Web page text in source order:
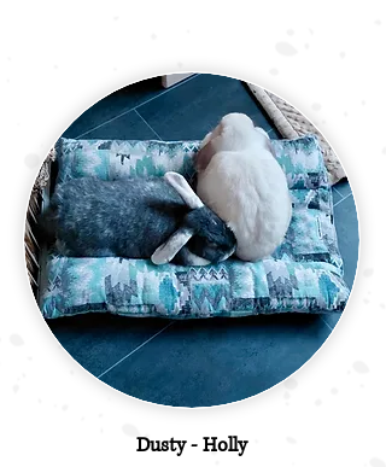
Dusty - Holly